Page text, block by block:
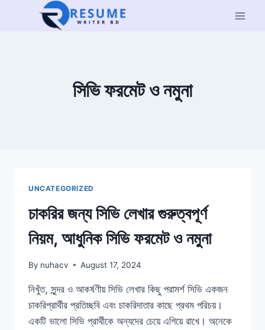
সিভি ফরমেট ও নমুনা
UNCATEGORIZED
চাকরির জন্য সিভি লেখার গুরুত্বপূর্ণ
নিয়ম, আধুনিক সিভি ফরমেট ও নমুনা
By nuhacv August 17, 2024
নিখুঁত, সুন্দর ও আকর্ষণীয় সিভি লেখার কিছু পরামর্শ সিভি একজন
চাকরিপ্রার্থীর প্রতিচ্ছবি এবং চাকরিদাতার কাছে প্রথম পরিচয়।
একটি ভালো সিভি প্রার্থীকে অন্যদের চেয়ে এগিয়ে রাখে। অনেকে